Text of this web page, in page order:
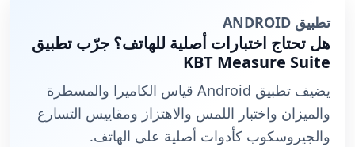
تطبيق ANDROID
هل تحتاج اختبارات أصلية للهاتف؟ جرّب تطبيق
KBT Measure Suite
يضيف تطبيق Android قياس الكاميرا والمسطرة
والميزان واختبار اللمس والاهتزاز ومقاييس التسارع
والجيروسكوب كأدوات أصلية على الهاتف.